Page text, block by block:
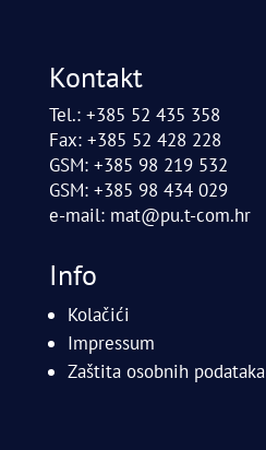
Kontakt
Tel.: +385 52 435 358
Fax: +385 52 428 228
GSM: +385 98 219 532
GSM: +385 98 434 029
e-mail: mat@pu.t-com.hr
Info
Kolačići
Impressum
Zaštita osobnih podataka